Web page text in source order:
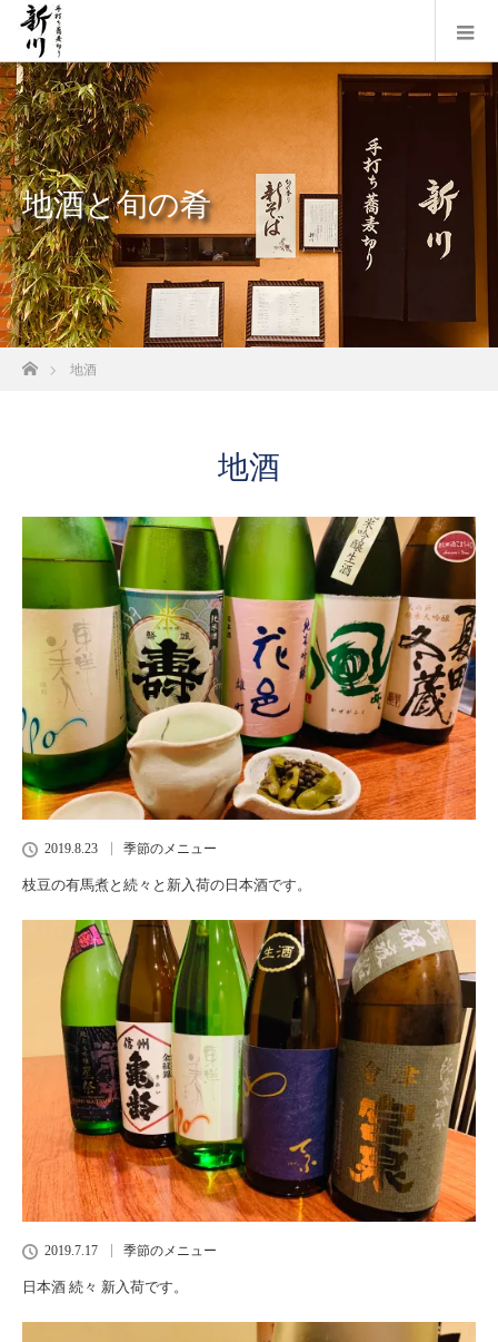
地酒と旬の肴
ホーム地酒
地酒
2019.8.23 季節のメニュー
枝豆の有馬煮と続々と新入荷の日本酒です。
2019.7.17 季節のメニュー
日本酒 続々 新入荷です。